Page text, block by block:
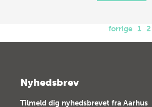
forrige 1 2
Nyhedsbrev
Tilmeld dig nyhedsbrevet fra Aarhus